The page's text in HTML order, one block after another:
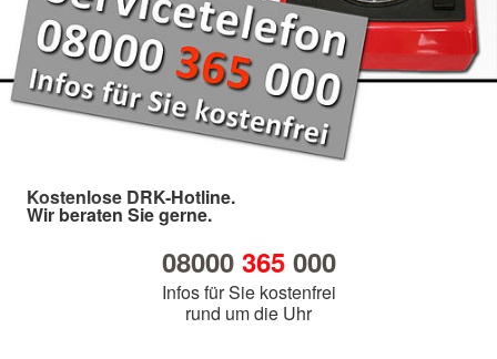
Kostenlose DRK-Hotline.
Wir beraten Sie gerne.
08000 365000
Infos für Sie kostenfrei
rund um die Uhr